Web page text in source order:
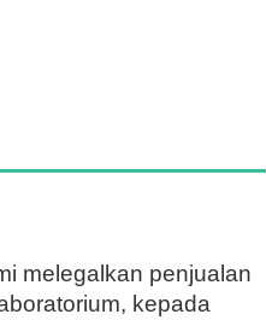
melegalkan penjualan
kepada